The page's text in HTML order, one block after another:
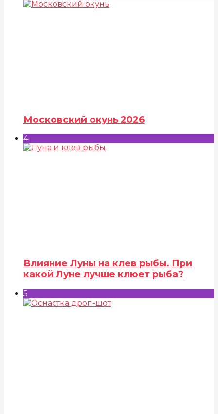
Московский окунь 2026
4
Влияние Луны на клев рыбы. При
какой Луне лучше клюет рыба?
5